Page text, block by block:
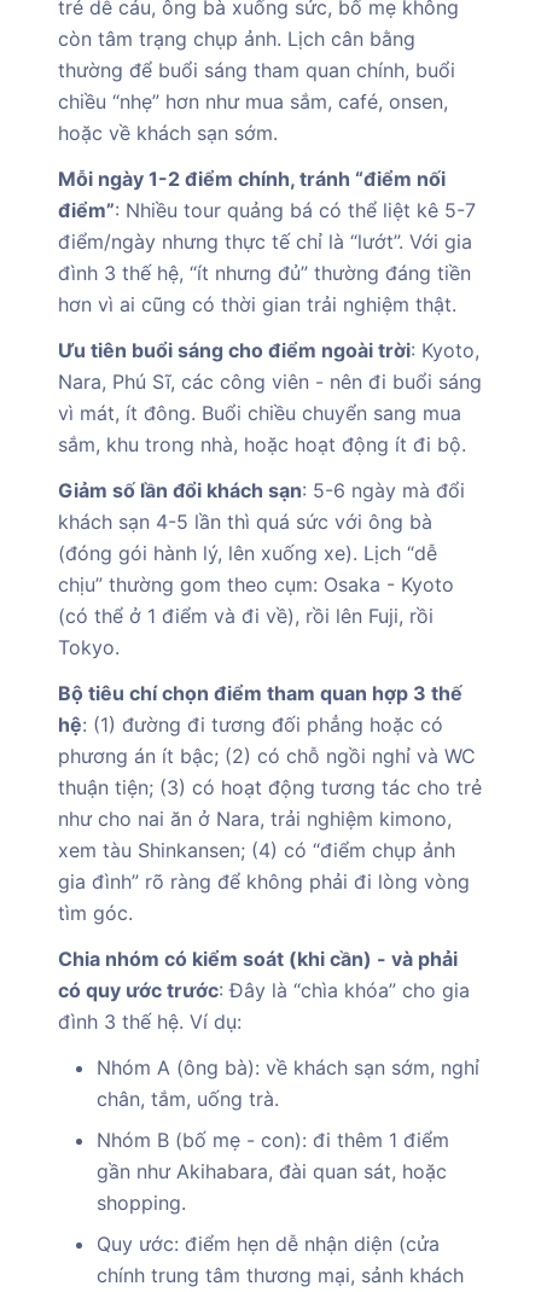
trẻ dễ cáu, ông bà xuống sức, bố mẹ không
còn tâm trạng chụp ảnh. Lịch cân bằng
thường để buổi sáng tham quan chính, buổi
chiều “nhẹ” hơn như mua sắm, café, onsen,
hoặc về khách sạn sớm.
Mỗi ngày 1-2 điểm chính, tránh “điểm nối
điểm”: Nhiều tour quảng bá có thể liệt kê 5-7
điểm/ngày nhưng thực tế chỉ là “lướt”. Với gia
đình 3 thế hệ, “ít nhưng đủ” thường đáng tiền
hơn vì ai cũng có thời gian trải nghiệm thật.
Ưu tiên buổi sáng cho điểm ngoài trời: Kyoto,
Nara, Phú Sĩ, các công viên - nên đi buổi sáng
vì mát, ít đông. Buổi chiều chuyển sang mua
sắm, khu trong nhà, hoặc hoạt động ít đi bộ.
Giảm số lần đổi khách sạn: 5-6 ngày mà đổi
khách sạn 4-5 lần thì quá sức với ông bà
(đóng gói hành lý, lên xuống xe). Lịch “dễ
chịu” thường gom theo cụm: Osaka - Kyoto
(có thể ở 1 điểm và đi về), rồi lên Fuji, rồi
Tokyo.
Bộ tiêu chí chọn điểm tham quan hợp 3 thế
hệ: (1) đường đi tương đối phẳng hoặc có
phương án ít bậc; (2) có chỗ ngồi nghỉ và WC
thuận tiện; (3) có hoạt động tương tác cho trẻ
như cho nai ăn ở Nara, trải nghiệm kimono,
xem tàu Shinkansen; (4) có “điểm chụp ảnh
gia đình” rõ ràng để không phải đi lòng vòng
tìm góc.
Chia nhóm có kiểm soát (khi cần) - và phải
có quy ước trước: Đây là “chìa khóa” cho gia
đình 3 thế hệ. Ví dụ:
Nhóm A (ông bà): về khách sạn sớm, nghỉ
chân, tắm, uống trà.
Nhóm B (bố mẹ - con): đi thêm 1 điểm
gần như Akihabara, đài quan sát, hoặc
shopping.
Quy ước: điểm hẹn dễ nhận diện (cửa
chính trung tâm thương mại, sảnh khách